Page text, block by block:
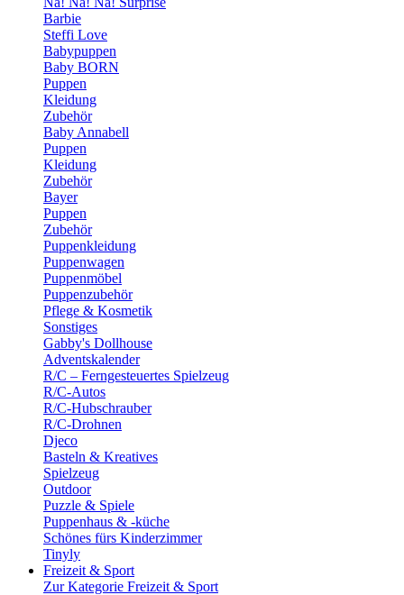
Barbie
Steffi Love
Babypuppen
Baby BORN
Puppen
Kleidung
Zubehör
Baby Annabell
Puppen
Kleidung
Zubehör
Bayer
Puppen
Zubehör
Puppenkleidung
Puppenwagen
Puppenmöbel
Puppenzubehör
Pflege & Kosmetik
Sonstiges
Gabby's Dollhouse
Adventskalender
R/C – Ferngesteuertes Spielzeug
R/C-Autos
R/C-Hubschrauber
R/C-Drohnen
Djeco
Basteln & Kreatives
Spielzeug
Outdoor
Puzzle & Spiele
Puppenhaus & -küche
Schönes fürs Kinderzimmer
Tinyly
Freizeit & Sport
Zur Kategorie Freizeit & Sport